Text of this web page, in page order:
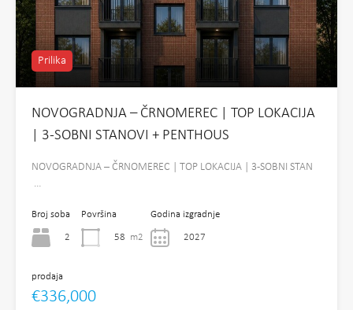
Prilika
NOVOGRADNJA – ČRNOMEREC | TOP LOKACIJA
| 3-SOBNI STANOVI + PENTHOUS
NOVOGRADNJA – ČRNOMEREC | TOP LOKACIJA | 3-SOBNI STAN
…
Broj soba
2
Površina
58 m2
Godina izgradnje
2027
prodaja
€336,000